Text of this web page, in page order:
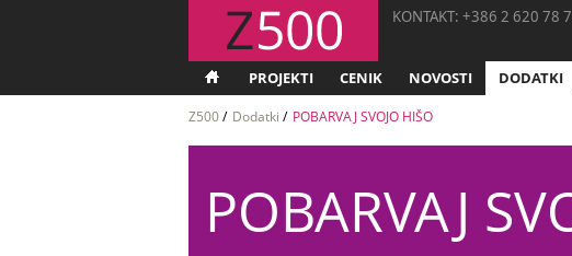
KONTAKT: +386 2 620 78
PROJEKTI CENIK NOVOSTI DODATKI
Z500 / Dodatki / POBARVAJ SVOJO HIŠO
POBARVAJ